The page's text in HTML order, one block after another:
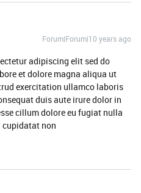
Forum|Forum|10 years ago
adipiscing elit sed do
et dolore magna aliqua ut
exercitation ullamco laboris
duis aute irure dolor in
cillum dolore eu fugiat nulla
cupidatat non